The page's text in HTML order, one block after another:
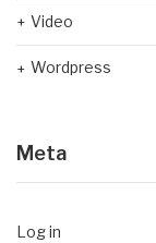
Video
Wordpress
Meta
Log in